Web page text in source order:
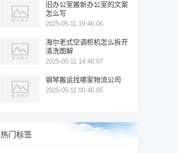
旧办公室搬新办公室的文案
怎么写
2025-05-11 19:46:06
海尔老式空调柜机怎么拆开
清洗图解
2025-05-11 14:46:07
钢琴搬运找哪家物流公司
2025-05-11 00:46:05
热门标签